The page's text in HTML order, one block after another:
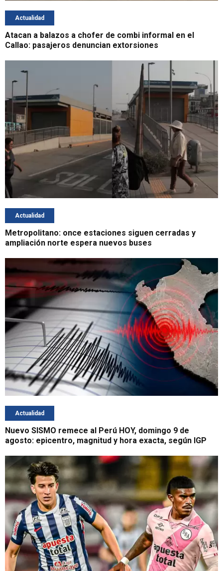
Actualidad
Atacan a balazos a chofer de combi informal en el
Callao: pasajeros denuncian extorsiones
Actualidad
Metropolitano: once estaciones siguen cerradas y
ampliación norte espera nuevos buses
Actualidad
Nuevo SISMO remece al Perú HOY, domingo 9 de
agosto: epicentro, magnitud y hora exacta, según IGP